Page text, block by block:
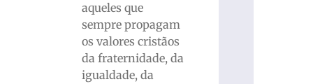
aqueles que
sempre propagam
os valores cristãos
da fraternidade, da
igualdade, da